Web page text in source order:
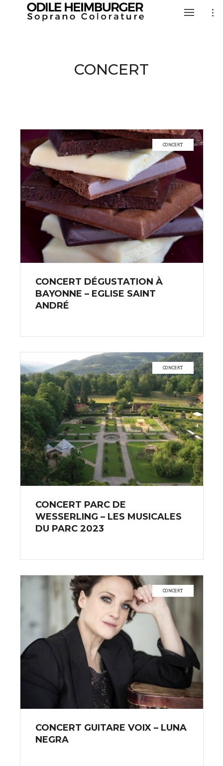
CONCERT
CONCERT
CONCERT DÉGUSTATION À
BAYONNE – EGLISE SAINT
ANDRÉ
CONCERT
CONCERT PARC DE
WESSERLING – LES MUSICALES
DU PARC 2023
CONCERT
CONCERT GUITARE VOIX – LUNA
NEGRA